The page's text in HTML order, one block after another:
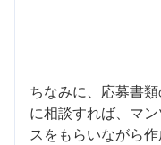
ちなみに、応募書
に相談すれば、マ
スをもらいながら作